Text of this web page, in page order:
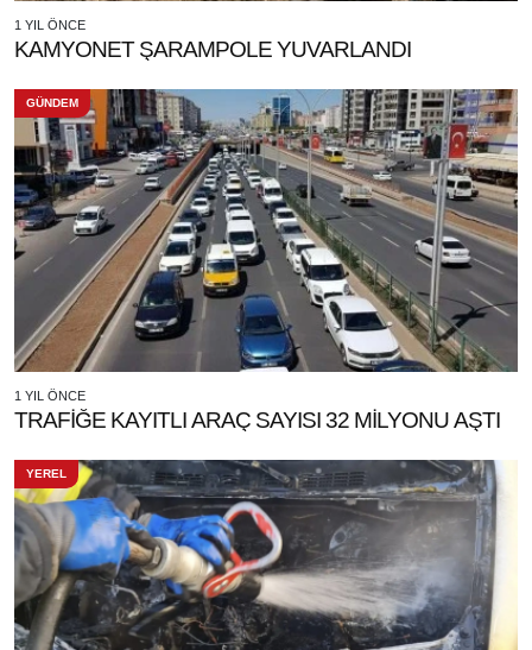
1 YIL ÖNCE
KAMYONET ŞARAMPOLE YUVARLANDI
GÜNDEM
1 YIL ÖNCE
TRAFİĞE KAYITLI ARAÇ SAYISI 32 MİLYONU AŞTI
YEREL